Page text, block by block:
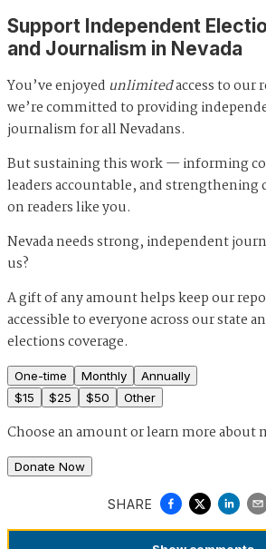
Support Independent
and Journalism in Nevada
You’ve enjoyed unlimitedaccess to our
we’re committed to providing
journalism for all Nevadans.
But sustaining this work — informing
leaders accountable, and
on readers like you.
Nevada needs strong, independent
us?
A gift of any amount helps keep our
accessible to everyone across our state
elections coverage.
One-time Monthly
Annually
$15 $25 $50 Other
Choose an amount orlearn more about
Donate Now
SHARE